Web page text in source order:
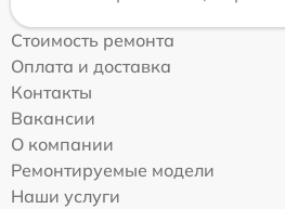
Стоимость ремонта
Оплата и доставка
Контакты
Вакансии
О компании
Ремонтируемые модели
Наши услуги